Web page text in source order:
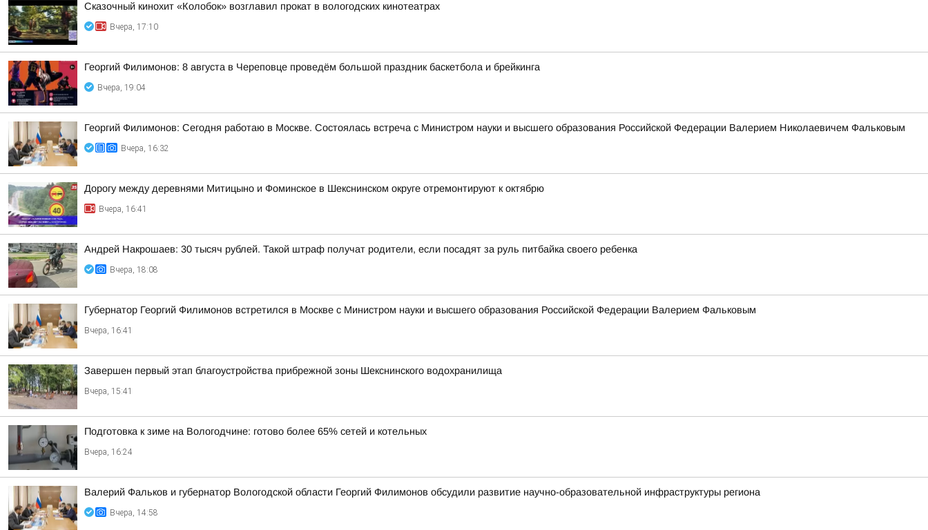
Сказочный кинохит «Колобок» возглавил прокат в вологодских кинотеатрах
Вчера, 17:10
Георгий Филимонов: 8 августа в Череповце проведём большой праздник баскетбола и брейкинга
Вчера, 19:04
Георгий Филимонов: Сегодня работаю в Москве. Состоялась встреча с Министром науки и высшего образования Российской Федерации Валерием Николаевичем Фальковым
Вчера, 16:32
Дорогу между деревнями Митицыно и Фоминское в Шекснинском округе отремонтируют к октябрю
Вчера, 16:41
Андрей Накрошаев: 30 тысяч рублей. Такой штраф получат родители, если посадят за руль питбайка своего ребенка
Вчера, 18:08
Губернатор Георгий Филимонов встретился в Москве с Министром науки и высшего образования Российской Федерации Валерием Фальковым
Вчера, 16:41
Завершен первый этап благоустройства прибрежной зоны Шекснинского водохранилища
Вчера, 15:41
Подготовка к зиме на Вологодчине: готово более 65% сетей и котельных
Вчера, 16:24
Валерий Фальков и губернатор Вологодской области Георгий Филимонов обсудили развитие научно-образовательной инфраструктуры региона
Вчера, 14:58